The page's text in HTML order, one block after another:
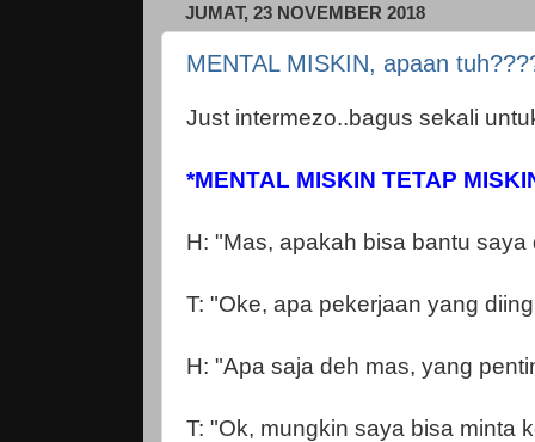
JUMAT, 23 NOVEMBER 2018
MENTAL MISKIN, apaan
Just intermezo..bagus sekali
*MENTAL MISKIN TETAP
H: "Mas, apakah bisa bantu
T: "Oke, apa pekerjaan yang
H: "Apa saja deh mas, yang
T: "Ok, mungkin saya bisa minta